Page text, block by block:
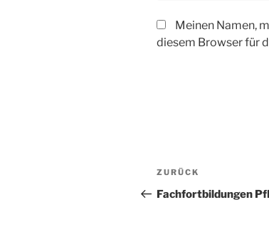
Meinen Namen,
diesem Browser für
Vorheriger
Beitrag
ZURÜCK
Fachfortbildungen